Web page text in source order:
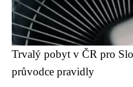
Trvalý pobyt v ČR pro
průvodce pravidly